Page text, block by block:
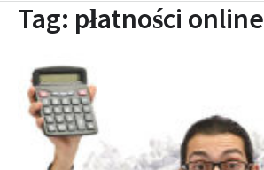
Tag: płatności online